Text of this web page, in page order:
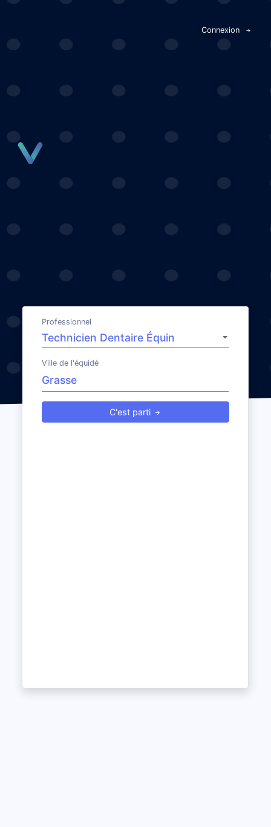
Connexion
Professionnel
Ville de l'équidé
C'est parti